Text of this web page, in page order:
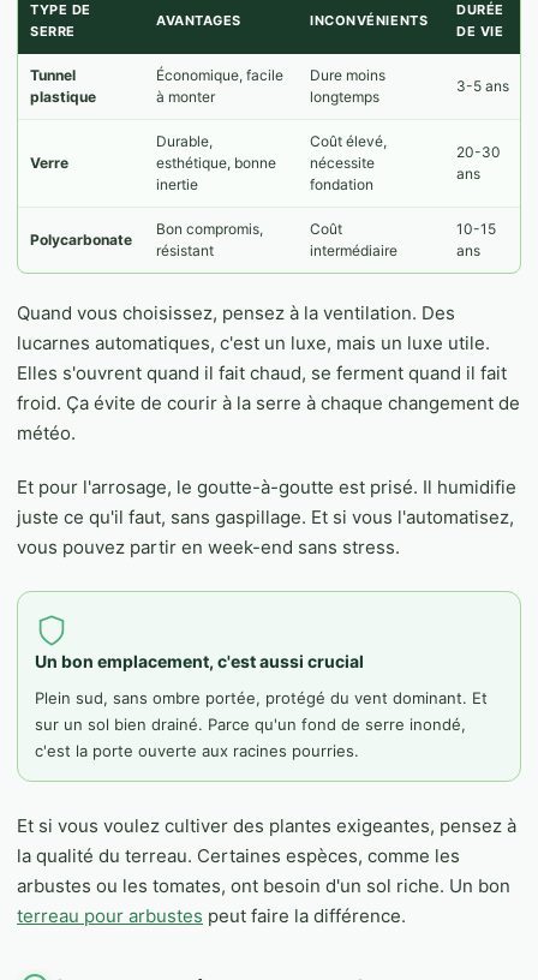
TYPE DE
SERRE
AVANTAGES INCONVÉNIENTS
DURÉE
DE VIE
Tunnel
plastique
Économique, facile
à monter
Dure moins
longtemps
3-5 ans
Verre
Durable,
esthétique, bonne
inertie
Coût élevé,
nécessite
fondation
20-30
ans
Polycarbonate
Bon compromis,
résistant
Coût
intermédiaire
10-15
ans
Quand vous choisissez, pensez à la ventilation. Des
lucarnes automatiques, c'est un luxe, mais un luxe utile.
Elles s'ouvrent quand il fait chaud, se ferment quand il fait
froid. Ça évite de courir à la serre à chaque changement de
météo.
Et pour l'arrosage, le goutte-à-goutte est prisé. Il humidifie
juste ce qu'il faut, sans gaspillage. Et si vous l'automatisez,
vous pouvez partir en week-end sans stress.
Un bon emplacement, c'est aussi crucial
Plein sud, sans ombre portée, protégé du vent dominant. Et
sur un sol bien drainé. Parce qu'un fond de serre inondé,
c'est la porte ouverte aux racines pourries.
Et si vous voulez cultiver des plantes exigeantes, pensez à
la qualité du terreau. Certaines espèces, comme les
arbustes ou les tomates, ont besoin d'un sol riche. Un bon
terreau pour arbustes peut faire la différence.